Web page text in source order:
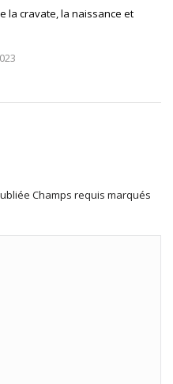
la cravate, la naissance et
Champs requis marqués